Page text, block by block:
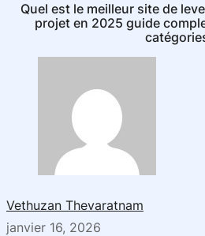
Quel est le meilleur site de
projet en 2025 guide
Vethuzan Thevaratnam
janvier 16, 2026